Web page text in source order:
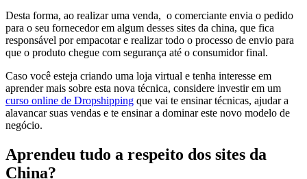
Desta forma, ao realizar uma venda, o comerciante envia o pedido
para o seu fornecedor em algum desses sites da china, que fica
responsável por empacotar e realizar todo o processo de envio para
que o produto chegue com segurança até o consumidor final.
Caso você esteja criando uma loja virtual e tenha interesse em
aprender mais sobre esta nova técnica, considere investir em um
curso online de Dropshipping que vai te ensinar técnicas, ajudar a
alavancar suas vendas e te ensinar a dominar este novo modelo de
negócio.
Aprendeu tudo a respeito dos sites da
China?